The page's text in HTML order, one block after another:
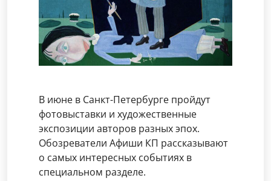
В июне в Санкт-Петербурге пройдут
фотовыставки и художественные
экспозиции авторов разных эпох.
Обозреватели Афиши КП рассказывают
о самых интересных событиях в
специальном разделе.